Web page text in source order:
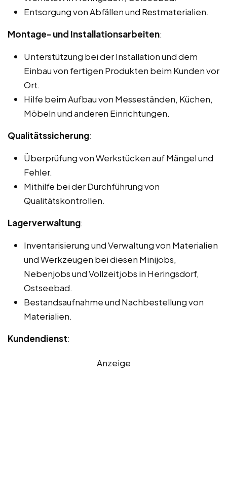
Entsorgung von Abfällen und Restmaterialien.
Montage- und Installationsarbeiten:
Unterstützung bei der Installation und dem
Einbau von fertigen Produkten beim Kunden vor
Ort.
Hilfe beim Aufbau von Messeständen, Küchen,
Möbeln und anderen Einrichtungen.
Qualitätssicherung:
Überprüfung von Werkstücken auf Mängel und
Fehler.
Mithilfe bei der Durchführung von
Qualitätskontrollen.
Lagerverwaltung:
Inventarisierung und Verwaltung von Materialien
und Werkzeugen bei diesen Minijobs,
Nebenjobs und Vollzeitjobs in Heringsdorf,
Ostseebad.
Bestandsaufnahme und Nachbestellung von
Materialien.
Kundendienst:
Anzeige